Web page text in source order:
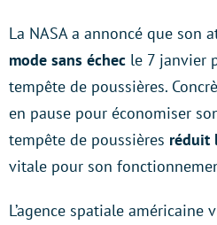
La NASA a annoncé que son
mode sans échec le 7 janvier
tempête de poussières.
en pause pour économiser
tempête de poussières réduit
vitale pour son
L’agence spatiale américaine